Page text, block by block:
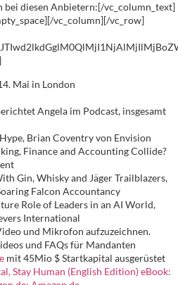
diesen Anbietern:[/vc_column_text]
vc_column][/vc_row]
Mai in London
Angela im Podcast, insgesamt
Brian Coventry von Envision
Finance and Accounting Collide?
Gin, Whisky and Jäger Trailblazers,
Falcon Accountancy
Role of Leaders in an AI World,
International
und Mikrofon aufzuzeichnen.
und FAQs für Mandanten
mit 45Mio $ Startkapital ausgerüstet
Stay Human (English Edition) eBook: